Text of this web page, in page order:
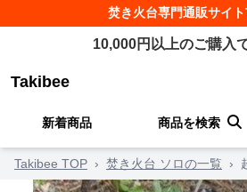
焚き火台専門通販サイト
10,000円以上のご購入
Takibee
新着商品 商品を検索
Takibee TOP › 焚き火台 ソロの一覧 ›